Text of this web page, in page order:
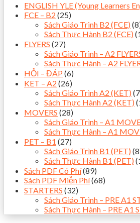
ENGLISH YLE (Young Learners
FCE – B2 (25)
Sách Giáo Trình B2 (FCE)
Sách Thực Hành B2 (FCE)
FLYERS (27)
Sách Giáo Trình – A2
Sách Thực Hành – A2
HỎI – ĐÁP (6)
KET – A2 (26)
Sách Giáo Trình A2 (KET)
Sách Thực Hành A2 (KET)
MOVERS (28)
Sách Giáo Trình – A1
Sách Thực Hành – A1
PET – B1 (27)
Sách Giáo Trình B1 (PET)
Sách Thực Hành B1 (PET)
Sách PDF Có Phí(89)
Sách PDF Miễn Phí(68)
STARTERS (32)
Sách Giáo Trình – PRE A1
Sách Thực Hành – PRE A1